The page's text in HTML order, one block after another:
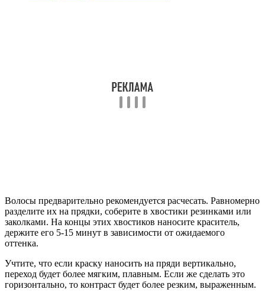
Волосы предварительно рекомендуется расчесать. Равномерно
разделите их на прядки, соберите в хвостики резинками или
заколками. На концы этих хвостиков наносите краситель,
держите его 5-15 минут в зависимости от ожидаемого
оттенка.
Учтите, что если краску наносить на пряди вертикально,
переход будет более мягким, плавным. Если же сделать это
горизонтально, то контраст будет более резким, выраженным.